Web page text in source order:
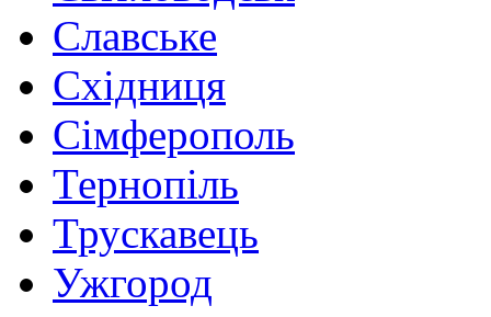
Славське
Східниця
Сімферополь
Тернопіль
Трускавець
Ужгород